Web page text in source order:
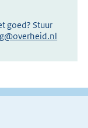
goed? Stuur